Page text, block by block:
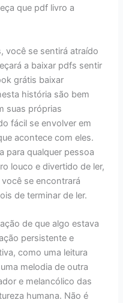
que pdf livro a
você se sentirá atraído
a baixar pdfs sentir
grátis baixar
história são bem
suas próprias
fácil se envolver em
acontece com eles.
para qualquer pessoa
louco e divertido de ler,
se encontrará
de terminar de ler.
de que algo estava
persistente e
como uma leitura
melodia de outra
e melancólico das
humana. Não é